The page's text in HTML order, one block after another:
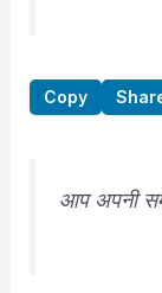
Copy
आप अपनी